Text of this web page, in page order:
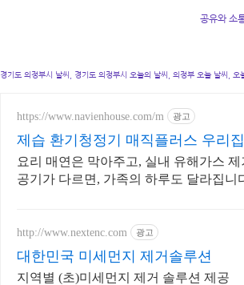
공유와 소
경기도 의정부시 날씨, 경기도 의정부시 오늘의 날씨, 의정부 오늘 날씨,
https://www.navienhouse.com/m 광고
제습 환기청정기 매직플러스 우리
요리 매연은 막아주고, 실내 유해가스
공기가 다르면, 가족의 하루도 달라집니
http://www.nextenc.com 광고
대한민국 미세먼지 제거솔루션
지역별 (초)미세먼지 제거 솔루션 제공